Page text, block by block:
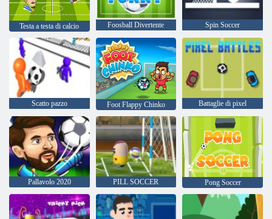
Testa a testa di calcio Foosball Divertente Spin Soccer
Scatto pazzo Foot Flappy Chinko Battaglie di pixel
Pallavolo 2020 PILL SOCCER Pong Soccer